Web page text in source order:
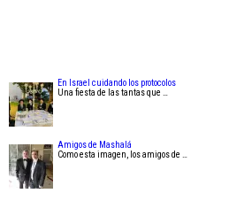
En Israel cuidando los protocolos
Una fiesta de las tantas que …
Amigos de Mashalá
Como esta imagen, los amigos de …